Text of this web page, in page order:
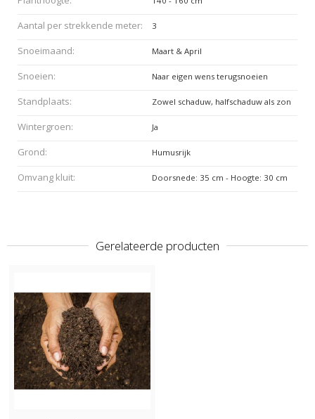
Aantal per strekkende meter: 3
Snoeimaand: Maart & April
Snoeien: Naar eigen wens terugsnoeien
Standplaats: Zowel schaduw, halfschaduw als zon
Wintergroen: Ja
Grond: Humusrijk
Omvang kluit: Doorsnede: 35 cm - Hoogte: 30 cm
Gerelateerde producten